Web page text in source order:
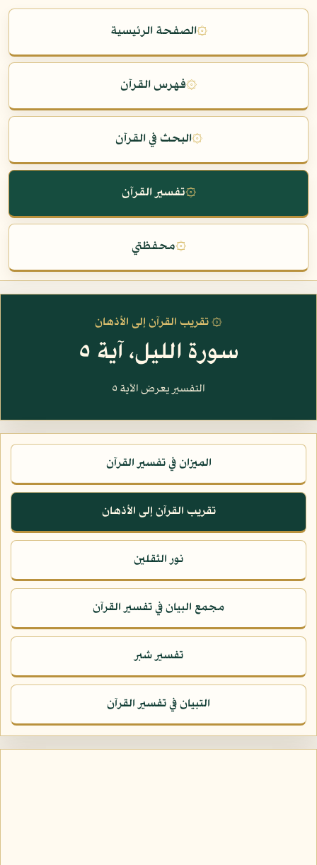
۞الصفحة الرئيسية
۞فهرس القرآن
۞البحث في القرآن
۞تفسير القرآن
۞محفظتي
۞ تقريب القرآن إلى الأذهان
سورة الليل، آية ٥
التفسير يعرض الآية ٥
الميزان في تفسير القرآن
تقريب القرآن إلى الأذهان
نور الثقلين
مجمع البيان في تفسير القرآن
تفسير شبر
التبيان في تفسير القرآن